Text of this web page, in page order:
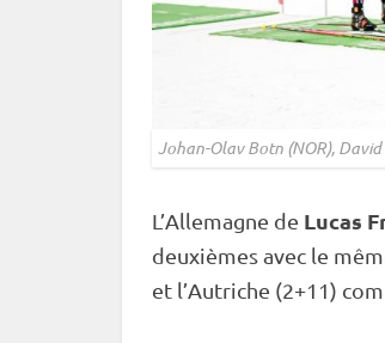
Johan-Olav Botn (NOR),
L’Allemagne de Lucas
deuxièmes avec le
et l’Autriche (2+11)